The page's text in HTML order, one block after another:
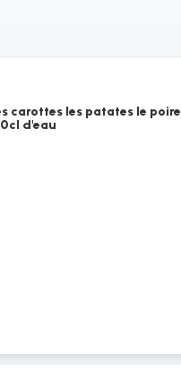
carottes les patates le
d'eau